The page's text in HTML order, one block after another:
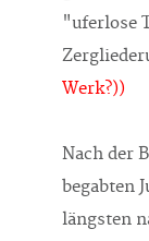
"uferlose
Werk?))
Nach der
begabten
längsten